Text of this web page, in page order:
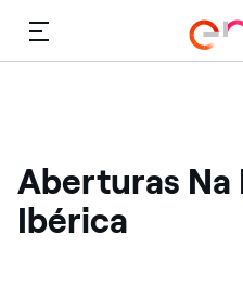
Cardápio
Aberturas Na
Ibérica